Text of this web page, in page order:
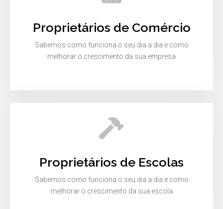
Proprietários de Comércio
Sabemos como funciona o seu dia a dia e como
melhorar o crescimento da sua empresa
Proprietários de Escolas
Sabemos como funciona o seu dia a dia e como
melhorar o crescimento da sua escola